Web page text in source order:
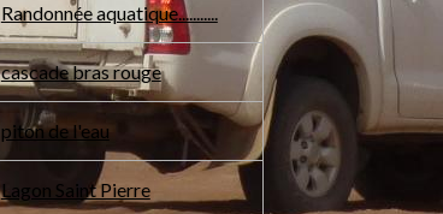
Randonnée aquatique...........
cascade bras rouge
piton de l'eau
Lagon Saint Pierre